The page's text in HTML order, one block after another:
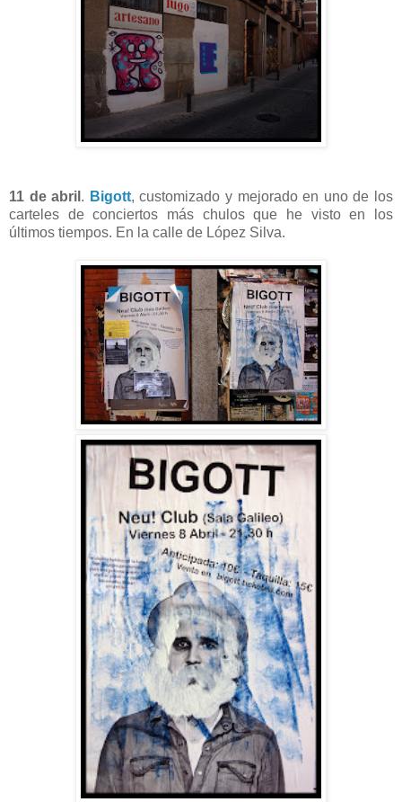
11 de abril . Bigott, customizado y mejorado en uno de los
carteles de conciertos más chulos que he visto en los
últimos tiempos. En la calle de López Silva.